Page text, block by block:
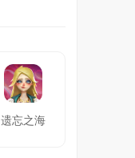
遗忘之海